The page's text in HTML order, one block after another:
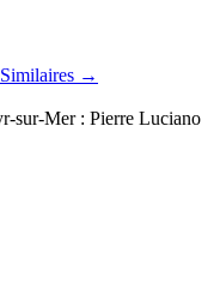
Similaires →